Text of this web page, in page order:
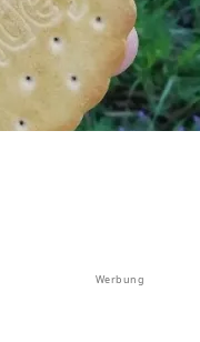
Werbung